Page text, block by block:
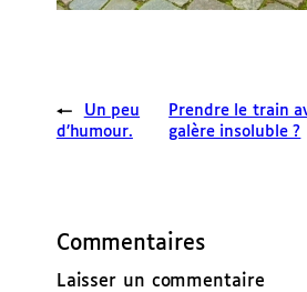
←
Un peu
d’humour.
Prendre le train
galère insoluble ?
Commentaires
Laisser un commentaire